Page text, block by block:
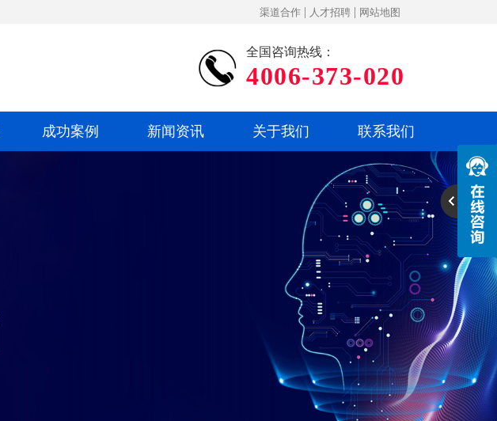
渠道合作 | 人才招聘 | 网站地图
全国咨询热线：
4006-373-020
成功案例 新闻资讯 关于我们 联系我们